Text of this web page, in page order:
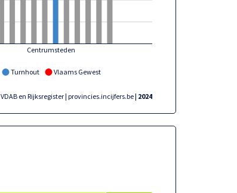
Turnhout Vlaams Gewest
Centrumsteden
VDAB en Rijksregister | provincies.incijfers.be| 2024